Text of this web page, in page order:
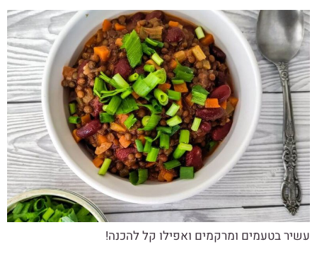
עשיר בטעמים ומרקמים ואפילו קל להכנה!